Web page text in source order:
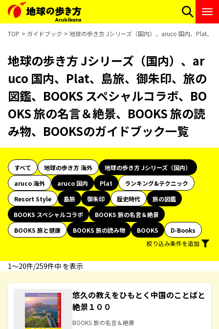
TOP ガイドブック 地球の歩き方 Jシリーズ（国内）、aruco 国内、Plat、
地球の歩き方 Jシリーズ（国内）、ar
uco 国内、Plat、島旅、御朱印、旅の
図鑑、BOOKS スペシャルコラボ、BO
OKS 旅の名言＆絶景、BOOKS 旅の読
み物、BOOKSのガイドブック一覧
すべて 地球の歩き方 海外
地球の歩き方 Jシリーズ（国内）
aruco 海外
aruco 国内 Plat
ランキング&テクニック
Resort Style
島旅 御朱印 歴史時代
旅の図鑑
BOOKS スペシャルコラボ
BOOKS 旅の名言＆絶景
BOOKS 旅と健康
BOOKS 旅の読み物 BOOKS
D-Books
絞り込み条件を追加
1〜20件/259件中 を表示
悠久の教えをひもとく中国のことばと
絶景１００
BOOKS 旅の名言＆絶景